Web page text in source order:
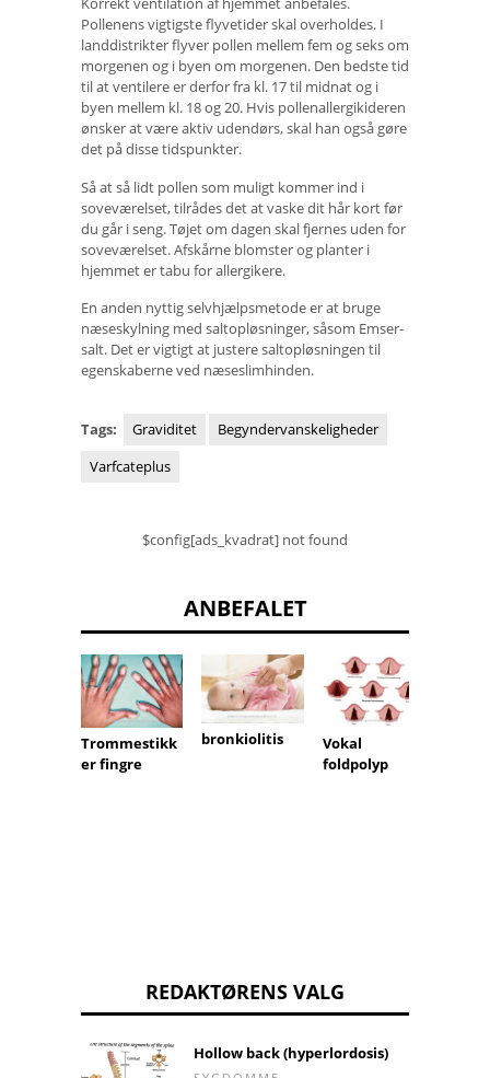
Pollenens vigtigste flyvetider skal overholdes. I
landdistrikter flyver pollen mellem fem og seks om
morgenen og i byen om morgenen. Den bedste tid
til at ventilere er derfor fra kl. 17 til midnat og i
byen mellem kl. 18 og 20. Hvis pollenallergikideren
ønsker at være aktiv udendørs, skal han også gøre
det på disse tidspunkter.
Så at så lidt pollen som muligt kommer ind i
soveværelset, tilrådes det at vaske dit hår kort før
du går i seng. Tøjet om dagen skal fjernes uden for
soveværelset. Afskårne blomster og planter i
hjemmet er tabu for allergikere.
En anden nyttig selvhjælpsmetode er at bruge
næseskylning med saltopløsninger, såsom Emser-
salt. Det er vigtigt at justere saltopløsningen til
egenskaberne ved næseslimhinden.
Tags: Graviditet
Begyndervanskeligheder
Varfcateplus
$config[ads_kvadrat] not found
ANBEFALET
Trommestikk
er fingre
bronkiolitis
Vokal
foldpolyp
REDAKTØRENS VALG
Hollow back (hyperlordosis)